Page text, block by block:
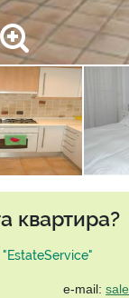
квартира?
e-mail: